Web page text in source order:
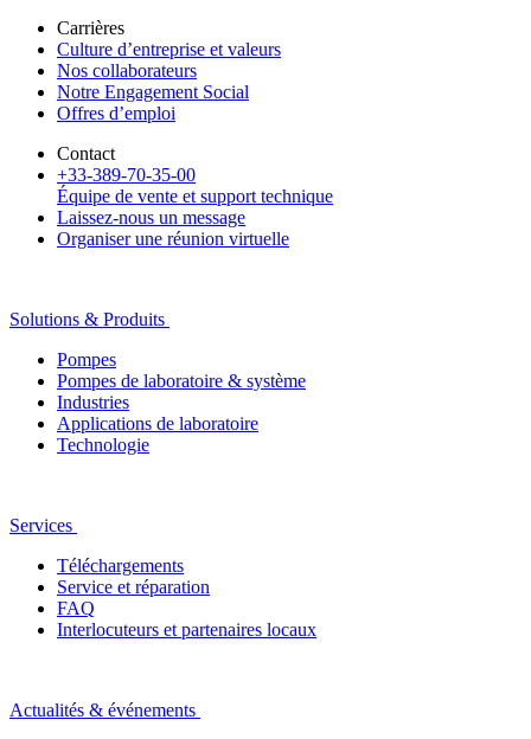
Carrières
Culture d’entreprise et valeurs
Nos collaborateurs
Notre Engagement Social
Offres d’emploi
Contact
+33-389-70-35-00
Équipe de vente et support technique
Laissez-nous un message
Organiser une réunion virtuelle
Solutions & Produits
Pompes
Pompes de laboratoire & système
Industries
Applications de laboratoire
Technologie
Services
Téléchargements
Service et réparation
FAQ
Interlocuteurs et partenaires locaux
Actualités & événements